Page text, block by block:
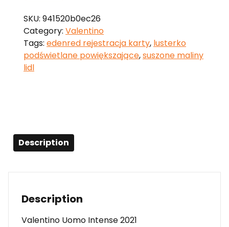
SKU: 941520b0ec26
Category: Valentino
Tags: edenred rejestracja karty, lusterko
podświetlane powiększające,suszone maliny
lidl
Description
Description
Valentino Uomo Intense 2021